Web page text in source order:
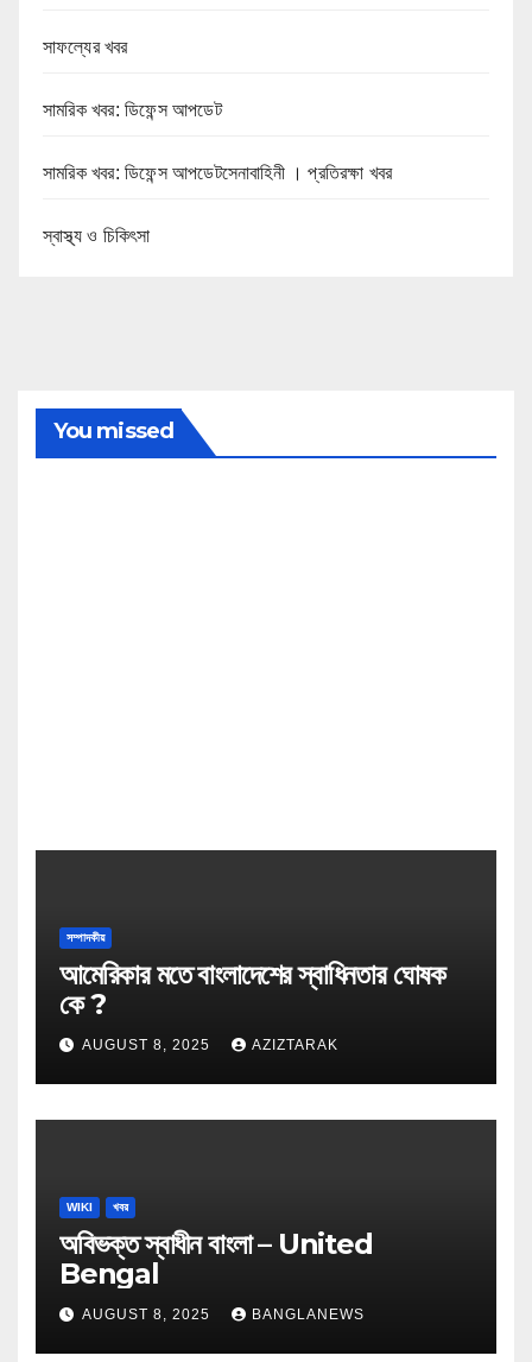
সাফল্যের খবর
সামরিক খবর: ডিফেন্স আপডেট
সামরিক খবর: ডিফেন্স আপডেটসেনাবাহিনী । প্রতিরক্ষা খবর
স্বাস্থ্য ও চিকিৎসা
You missed
সম্পাদকীয়
আমেরিকার মতে বাংলাদেশের স্বাধিনতার ঘোষক
কে ?
AUGUST 8, 2025 AZIZTARAK
WIKI খবর
অবিভক্ত স্বাধীন বাংলা – United
Bengal
AUGUST 8, 2025 BANGLANEWS